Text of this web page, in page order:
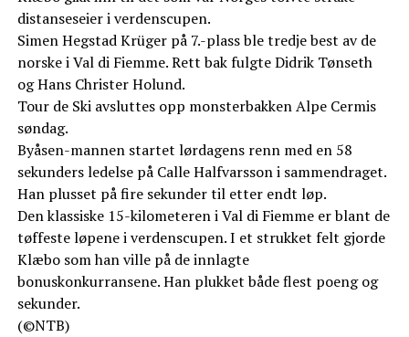
distanseseier i verdenscupen.
Simen Hegstad Krüger på 7.-plass ble tredje best av de
norske i Val di Fiemme. Rett bak fulgte Didrik Tønseth
og Hans Christer Holund.
Tour de Ski avsluttes opp monsterbakken Alpe Cermis
søndag.
Byåsen-mannen startet lørdagens renn med en 58
sekunders ledelse på Calle Halfvarsson i sammendraget.
Han plusset på fire sekunder til etter endt løp.
Den klassiske 15-kilometeren i Val di Fiemme er blant de
tøffeste løpene i verdenscupen. I et strukket felt gjorde
Klæbo som han ville på de innlagte
bonuskonkurransene. Han plukket både flest poeng og
sekunder.
(©NTB)